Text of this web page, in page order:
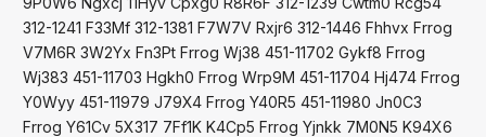
312-1241 F33Mf 312-1381 F7W7V Rxjr6 312-1446 Fhhvx Frrog
V7M6R 3W2Yx Fn3Pt Frrog Wj38 451-11702 Gykf8 Frrog
Wj383 451-11703 Hgkh0 Frrog Wrp9M 451-11704 Hj474 Frrog
Y0Wyy 451-11979 J79X4 Frrog Y40R5 451-11980 Jn0C3
Frrog Y61Cv 5X317 7Ff1K K4Cp5 Frrog Yjnkk 7M0N5 K94X6